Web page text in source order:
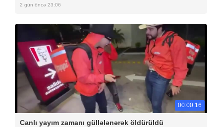
2 gün öncə 23:06
00:00:16
Canlı yayım zamanı güllələnərək öldürüldü